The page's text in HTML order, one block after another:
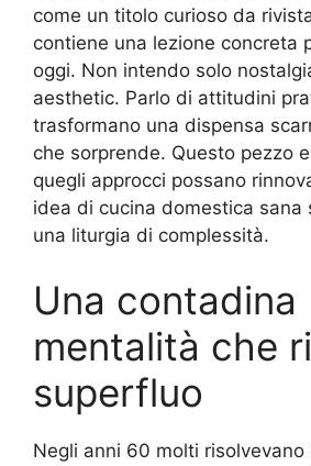
come un titolo curioso da
contiene una lezione concreta
oggi. Non intendo solo
aesthetic. Parlo di attitudini
trasformano una dispensa
che sorprende. Questo pezzo
quegli approcci possano
idea di cucina domestica sana
una liturgia di complessità.
Una contadina
mentalità che
superfluo
Negli anni 60 molti risolvevano